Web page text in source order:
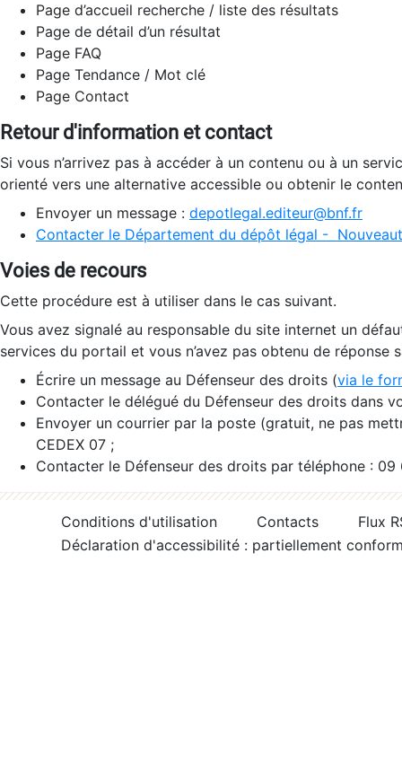
Page d’accueil recherche / liste des résultats
Page de détail d’un résultat
Page FAQ
Page Tendance / Mot clé
Page Contact
Retour d'information et contact
Si vous n’arrivez pas à accéder à un contenu ou à un
orienté vers une alternative accessible ou obtenir le
Envoyer un message : depotlegal.editeur@bnf.fr
Contacter le Département du dépôt légal -
Voies de recours
Cette procédure est à utiliser dans le cas suivant.
Vous avez signalé au responsable du site internet un
services du portail et vous n’avez pas obtenu de réponse
Écrire un message au Défenseur des droits (via le
Contacter le délégué du Défenseur des droits dans
Envoyer un courrier par la poste (gratuit, ne pas
CEDEX 07 ;
Contacter le Défenseur des droits par téléphone :
Conditions d'utilisation Contacts
Flux
Déclaration d'accessibilité : partiellement